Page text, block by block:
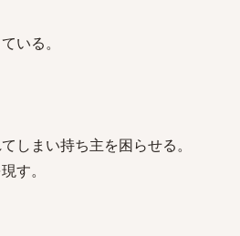
いる。
しまい持ち主を困らせる。
す。